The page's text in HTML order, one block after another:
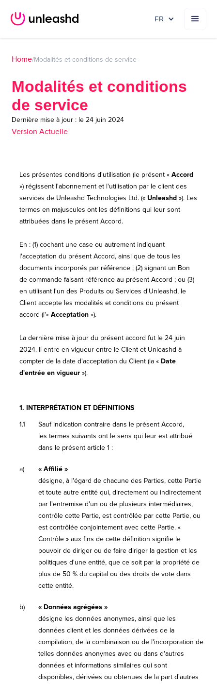
FR
Home/Modalités et conditions de service
Modalités et conditions
de service
Dernière mise à jour : le 24 juin 2024
Version Actuelle
Les présentes conditions d'utilisation (le présent « Accord
») régissent l'abonnement et l'utilisation par le client des
services de Unleashd Technologies Ltd. (« Unleashd »). Les
termes en majuscules ont les définitions qui leur sont
attribuées dans le présent Accord.
En : (1) cochant une case ou autrement indiquant
l'acceptation du présent Accord, ainsi que de tous les
documents incorporés par référence ; (2) signant un Bon
de commande faisant référence au présent Accord ; ou (3)
en utilisant l'un des Produits ou Services d'Unleashd, le
Client accepte les modalités et conditions du présent
accord (l'« Acceptation »).
La dernière mise à jour du présent accord fut le 24 juin
2024. Il entre en vigueur entre le Client et Unleashd à
compter de la date d'acceptation du Client (la « Date
d'entrée en vigueur »).
1. INTERPRÉTATION ET DÉFINITIONS
1.1
Sauf indication contraire dans le présent Accord,
les termes suivants ont le sens qui leur est attribué
dans le présent article 1 :
a)
« Affilié »
désigne, à l'égard de chacune des Parties, cette Partie
et toute autre entité qui, directement ou indirectement
par l'entremise d'un ou de plusieurs intermédiaires,
contrôle cette Partie, est contrôlée par cette Partie, ou
est contrôlée conjointement avec cette Partie. «
Contrôle » aux fins de cette définition signifie le
pouvoir de diriger ou de faire diriger la gestion et les
politiques d'une entité, que ce soit par la propriété de
plus de 50 % du capital ou des droits de vote dans
cette entité.
b)
« Données agrégées »
désigne les données anonymes, ainsi que les
données client et les données dérivées de la
compilation, de la combinaison ou de l'incorporation de
telles données anonymes avec ou dans d'autres
données et informations similaires qui sont
disponibles, dérivées ou obtenues de la part d'autres